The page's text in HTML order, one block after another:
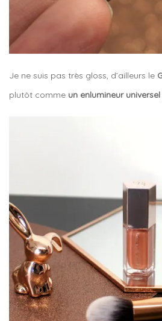
Je ne suis pas très gloss, d’ailleurs le
plutôt comme un enlumineur